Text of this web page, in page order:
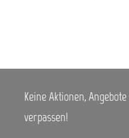
Keine Aktionen,
verpassen!